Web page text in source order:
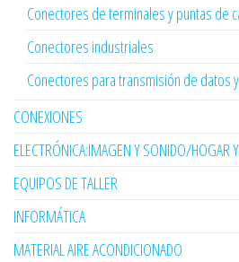
Conectores de terminales y puntas de
Conectores industriales
Conectores para transmisión de datos
CONEXIONES
ELECTRÓNICA:IMAGEN Y SONIDO/HOGAR
EQUIPOS DE TALLER
INFORMÁTICA
MATERIAL AIRE ACONDICIONADO